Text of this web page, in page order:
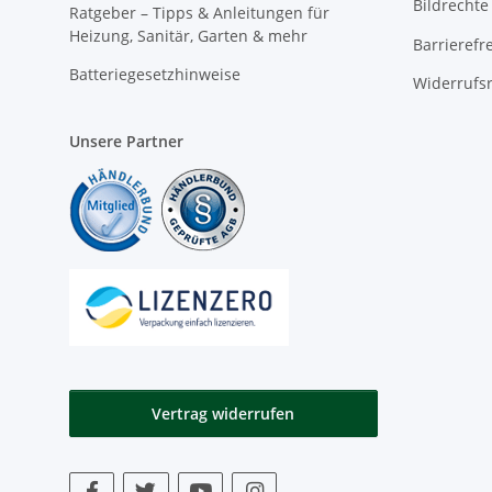
Ratgeber – Tipps & Anleitungen für
Heizung, Sanitär, Garten & mehr
Batteriegesetzhinweise
Bildrechte
Unsere Partner
Vertrag widerrufen